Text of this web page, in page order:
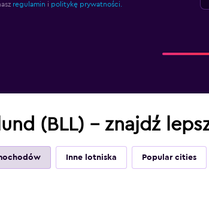
regulamin i politykę prywatności.
(BLL) – znajdź
Inne lotniska Popular cities